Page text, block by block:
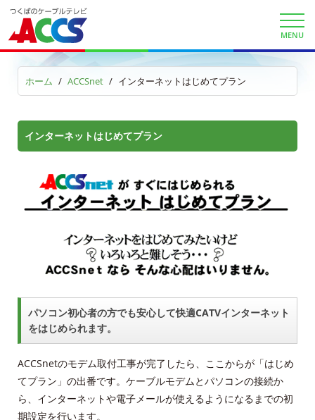
MENU
ホーム ACCSnet インターネットはじめてプラン
インターネットはじめてプラン
パソコン初心者の方でも安心して快適CATVインターネット
をはじめられます。
ACCSnetのモデム取付工事が完了したら、ここからが「はじめ
てプラン」の出番です。ケーブルモデムとパソコンの接続か
ら、インターネットや電子メールが使えるようになるまでの初
期設定を行います。
ACCSnet
Cable-plus Phone
ACCSTV,ACCSnet&Cable-plus Phone Set
Service
ACCS Cable Connection